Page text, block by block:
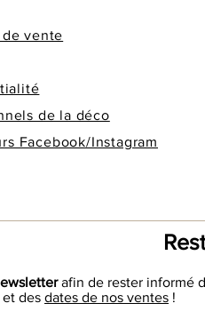
vente
de la déco
Facebook/Instagram
afin de rester informé
et des dates de nos ventes !